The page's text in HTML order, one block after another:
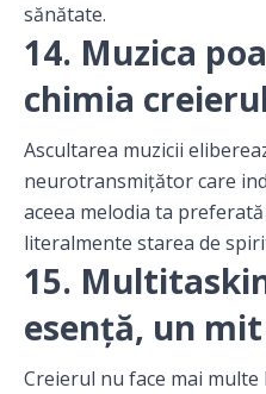
sănătate.
14. Muzica
chimia
Ascultarea muzicii
neurotransmițător care
aceea melodia ta
literalmente starea de
15.
esență, un mit
Creierul nu face mai